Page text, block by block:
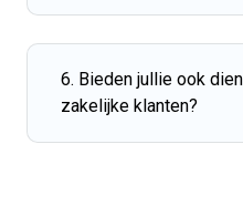
6. Bieden jullie ook
zakelijke klanten?